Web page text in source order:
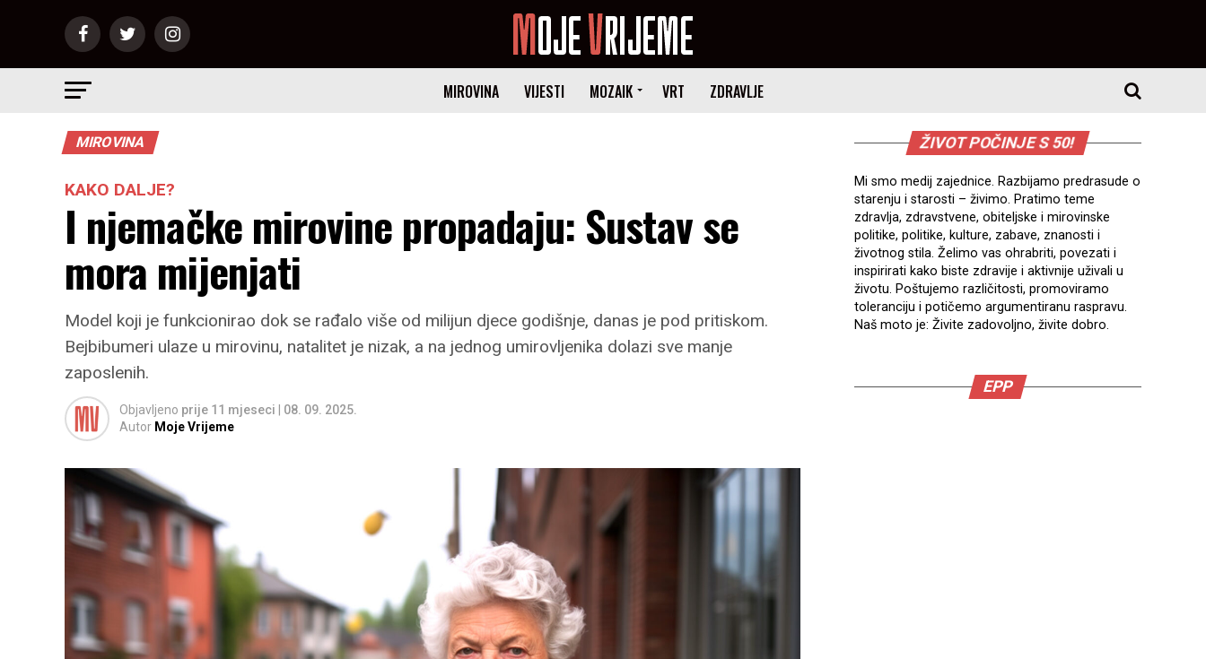
MIROVINA VIJESTI MOZAIK VRT ZDRAVLJE
MIROVINA
KAKO DALJE?
I njemačke mirovine propadaju: Sustav se
mora mijenjati
Model koji je funkcionirao dok se rađalo više od milijun djece godišnje, danas je pod pritiskom.
Bejbibumeri ulaze u mirovinu, natalitet je nizak, a na jednog umirovljenika dolazi sve manje
zaposlenih.
Objavljeno prije 11 mjeseci
08. 09. 2025.
Autor Moje Vrijeme
ŽIVOT POČINJE S 50!
Mi smo medij zajednice. Razbijamo predrasude o
starenju i starosti – živimo. Pratimo teme
zdravlja, zdravstvene, obiteljske i mirovinske
politike, politike, kulture, zabave, znanosti i
životnog stila. Želimo vas ohrabriti, povezati i
inspirirati kako biste zdravije i aktivnije uživali u
životu. Poštujemo različitosti, promoviramo
toleranciju i potičemo argumentiranu raspravu.
Naš moto je: Živite zadovoljno, živite dobro.
EPP